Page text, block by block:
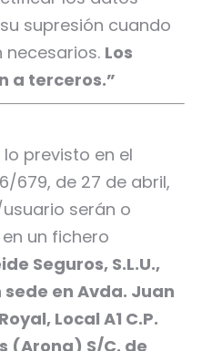
supresión cuando
necesarios. Los
a terceros.”
previsto en el
679, de 27 de abril,
serán o
un fichero
Seguros, S.L.U.,
sede en Avda. Juan
Local A1 C.P.
(Arona) S/C. de